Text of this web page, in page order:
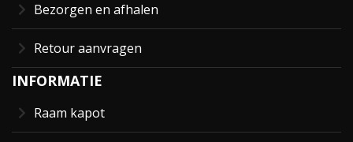
Bezorgen en afhalen
Retour aanvragen
INFORMATIE
Raam kapot